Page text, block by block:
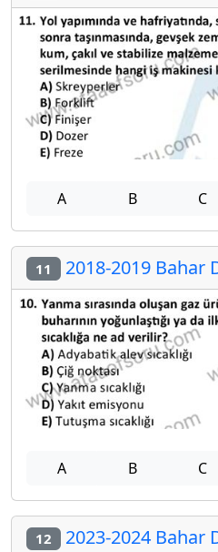
A B C
11 2018-2019 Bahar
A B C
12 2023-2024 Bahar